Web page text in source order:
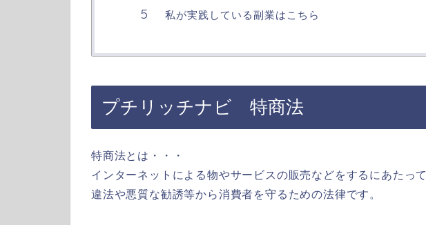
私が実践している副業はこちら
プチリッチナビ 特商法
特商法とは・・・
インターネットによる物やサービスの販売などをするにあたって
違法や悪質な勧誘等から消費者を守るための法律です。